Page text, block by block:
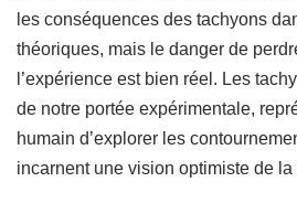
les conséquences des tachyons
théoriques, mais le danger de
l’expérience est bien réel. Les
de notre portée expérimentale,
humain d’explorer les
incarnent une vision optimiste de la